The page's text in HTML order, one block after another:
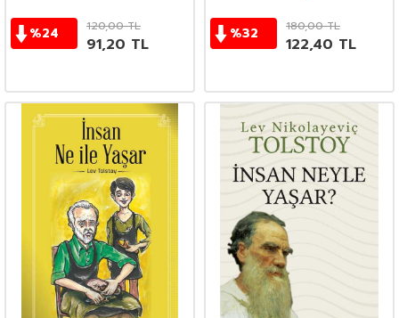
%24 120,00TL
91,20 TL
%32 180,00TL
122,40 TL